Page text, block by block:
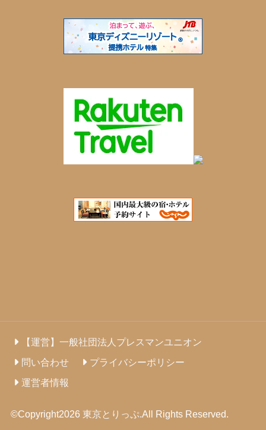
【運営】一般社団法人プレスマンユニオン
問い合わせ
プライバシーポリシー
運営者情報
©Copyright2026 東京とりっぷ.All Rights Reserved.